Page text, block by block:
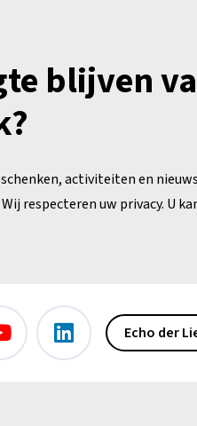
blijven
activiteiten en
respecteren uw privacy. U
Echo der